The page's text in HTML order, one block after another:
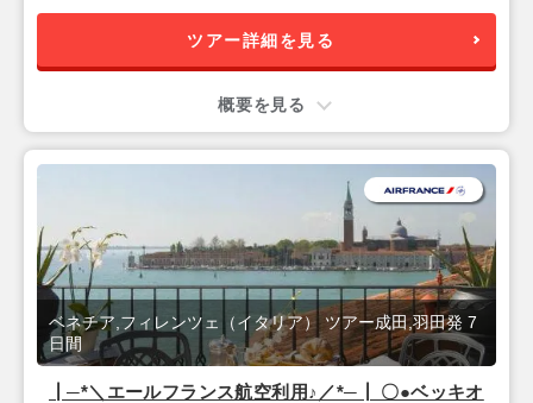
ツアー詳細を見る
概要を見る
┃─*＼エールフランス航空利用♪／*─┃ 〇●ベッキオ
ベネチア,フィレンツェ（イタリア） ツアー成田,羽田発 7
日間